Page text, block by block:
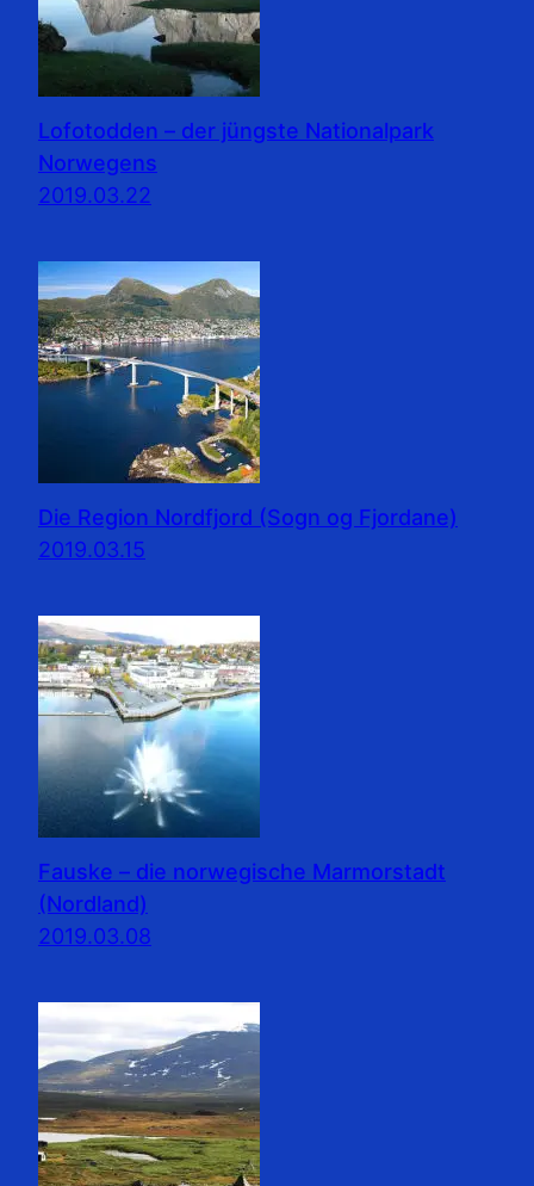
Lofotodden – der jüngste Nationalpark
Norwegens
2019.03.22
Die Region Nordfjord (Sogn og Fjordane)
2019.03.15
Fauske – die norwegische Marmorstadt
(Nordland)
2019.03.08